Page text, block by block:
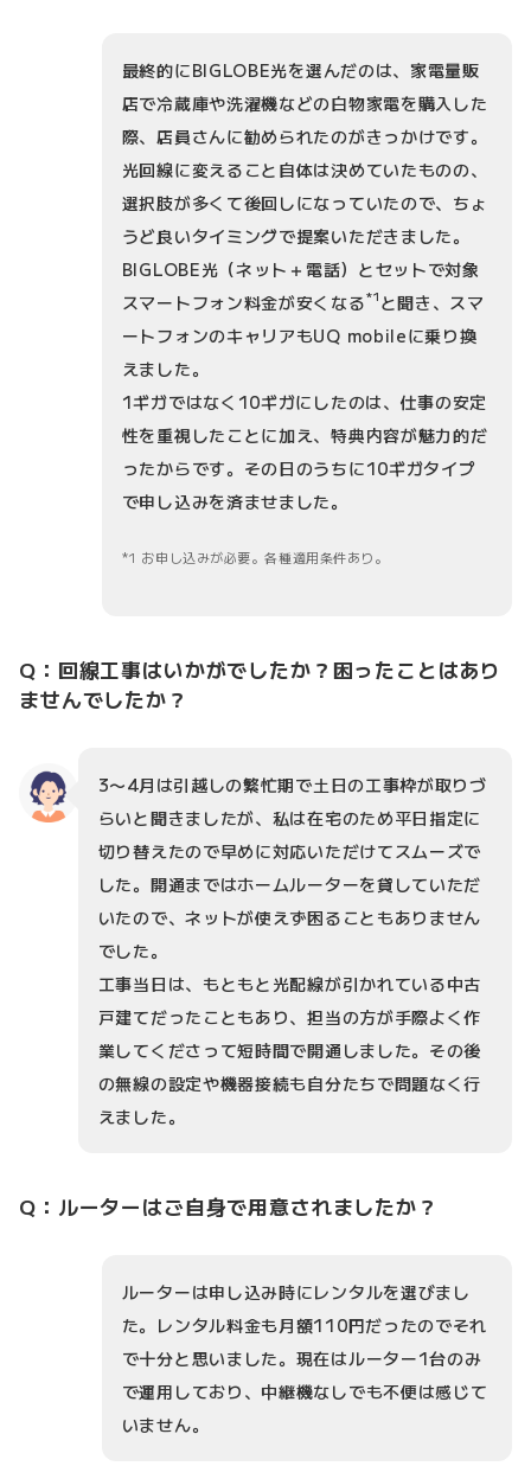
最終的にBIGLOBE光を選んだのは、家電量販
店で冷蔵庫や洗濯機などの白物家電を購入した
際、店員さんに勧められたのがきっかけです。
光回線に変えること自体は決めていたものの、
選択肢が多くて後回しになっていたので、ちょ
うど良いタイミングで提案いただきました。
BIGLOBE光（ネット＋電話）とセットで対象
スマートフォン料金が安くなる*1 と聞き、スマ
ートフォンのキャリアもUQ mobileに乗り換
えました。
1ギガではなく10ギガにしたのは、仕事の安定
性を重視したことに加え、特典内容が魅力的だ
ったからです。その日のうちに10ギガタイプ
で申し込みを済ませました。
1 お申し込みが必要。各種適用条件あり。
Q：回線工事はいかがでしたか？困ったことはあり
ませんでしたか？
3〜4月は引越しの繁忙期で土日の工事枠が取りづ
らいと聞きましたが、私は在宅のため平日指定に
切り替えたので早めに対応いただけてスムーズで
した。開通まではホームルーターを貸していただ
いたので、ネットが使えず困ることもありません
でした。
工事当日は、もともと光配線が引かれている中古
戸建てだったこともあり、担当の方が手際よく作
業してくださって短時間で開通しました。その後
の無線の設定や機器接続も自分たちで問題なく行
えました。
Q：ルーターはご自身で用意されましたか？
ルーターは申し込み時にレンタルを選びまし
た。レンタル料金も月額110円だったのでそれ
で十分と思いました。現在はルーター1台のみ
で運用しており、中継機なしでも不便は感じて
いません。